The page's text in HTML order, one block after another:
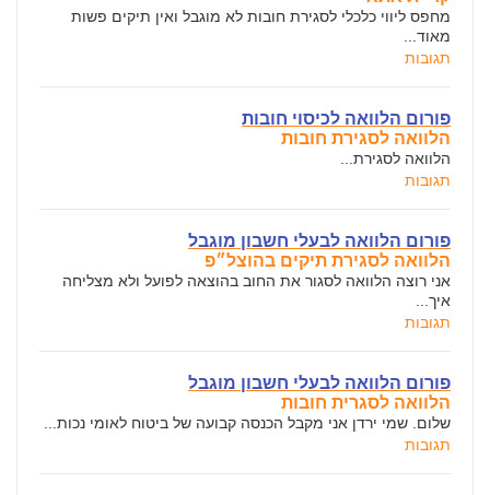
מחפס ליווי כלכלי לסגירת חובות לא מוגבל ואין תיקים פשות
מאוד...
תגובות
פורום הלוואה לכיסוי חובות
הלוואה לסגירת חובות
הלוואה לסגירת...
תגובות
פורום הלוואה לבעלי חשבון מוגבל
הלוואה לסגירת תיקים בהוצל״פ
אני רוצה הלוואה לסגור את החוב בהוצאה לפועל ולא מצליחה
איך...
תגובות
פורום הלוואה לבעלי חשבון מוגבל
הלוואה לסגרית חובות
שלום. שמי ירדן אני מקבל הכנסה קבועה של ביטוח לאומי נכות...
תגובות